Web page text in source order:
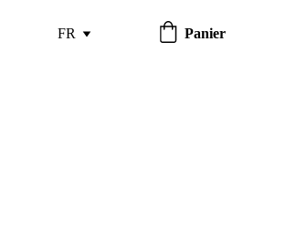
FR Panier